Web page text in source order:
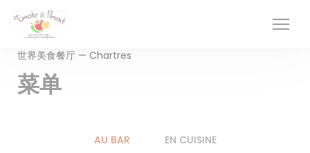
Cookie管理面板
世界美食餐厅 — Chartres
菜单
AU BAR EN CUISINE